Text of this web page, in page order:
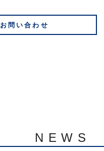
お問い合わせ
NEWS